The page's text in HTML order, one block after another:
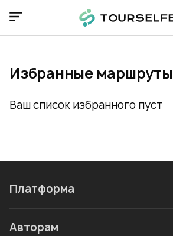
Избранные маршруты
Ваш список избранного пуст
Платформа
Авторам